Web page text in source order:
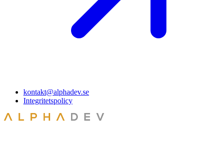
kontakt@alphadev.se
Integritetspolicy